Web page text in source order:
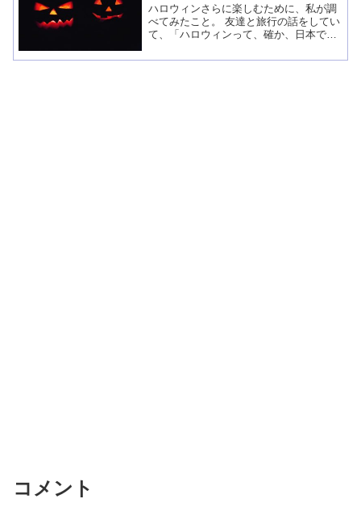
ハロウィンさらに楽しむために、私が調
べてみたこと。 友達と旅行の話をしてい
て、「ハロウィンって、確か、日本でい
という話になりました。 なぜ、ハロウィ
コメント